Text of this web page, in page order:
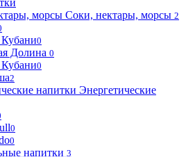
Соки, нектары, морсы 2
0
Долина 0
0
2
Энергетические
0
0
напитки 3